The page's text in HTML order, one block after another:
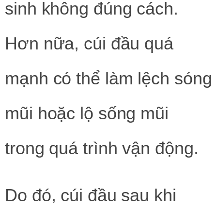
sinh không đúng cách.
Hơn nữa, cúi đầu quá
mạnh có thể làm lệch sóng
mũi hoặc lộ sống mũi
trong quá trình vận động.
Do đó, cúi đầu sau khi